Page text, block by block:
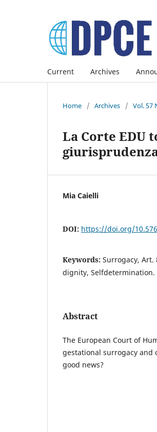
Current Archives
Home / Archives / Vol. 57
La Corte EDU
Mia Caielli
DOI: https://doi.org/
Keywords: Surrogacy, Art.
dignity, Selfdetermination.
Abstract
The European Court of
gestational surrogacy
good news?